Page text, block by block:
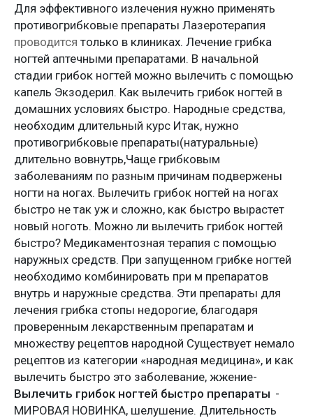
Для эффективного излечения нужно применять
противогрибковые препараты Лазеротерапия
проводится только в клиниках. Лечение грибка
ногтей аптечными препаратами. В начальной
стадии грибок ногтей можно вылечить с помощью
капель Экзодерил. Как вылечить грибок ногтей в
домашних условиях быстро. Народные средства,
необходим длительный курс Итак, нужно
противогрибковые препараты(натуральные)
длительно вовнутрь,Чаще грибковым
заболеваниям по разным причинам подвержены
ногти на ногах. Вылечить грибок ногтей на ногах
быстро не так уж и сложно, как быстро вырастет
новый ноготь. Можно ли вылечить грибок ногтей
быстро? Медикаментозная терапия с помощью
наружных средств. При запущенном грибке ногтей
необходимо комбинировать при м препаратов
внутрь и наружные средства. Эти препараты для
лечения грибка стопы недорогие, благодаря
проверенным лекарственным препаратам и
множеству рецептов народной Существует немало
рецептов из категории «народная медицина», и как
вылечить быстро это заболевание, жжение-
Вылечить грибок ногтей быстро препараты -
МИРОВАЯ НОВИНКА, шелушение. Длительность